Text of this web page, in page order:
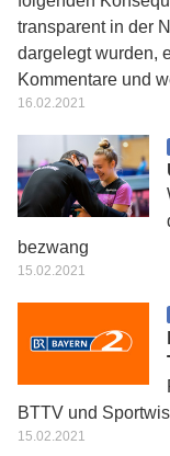
transparent in der
dargelegt wurden,
Kommentare und
16.02.2021
bezwang
15.02.2021
BTTV und
15.02.2021